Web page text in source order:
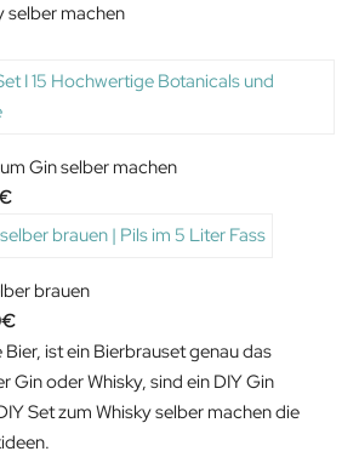
selber machen
Gin selber machen
C
u
r
e
n
t
p
r
brauen
€C
u
r
r
e
ist ein Bierbrauset genau das
Gin oder Whisky, sind ein DIY Gin
Set zum Whisky selber machen die